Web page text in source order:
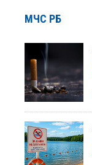
МЧС РБ